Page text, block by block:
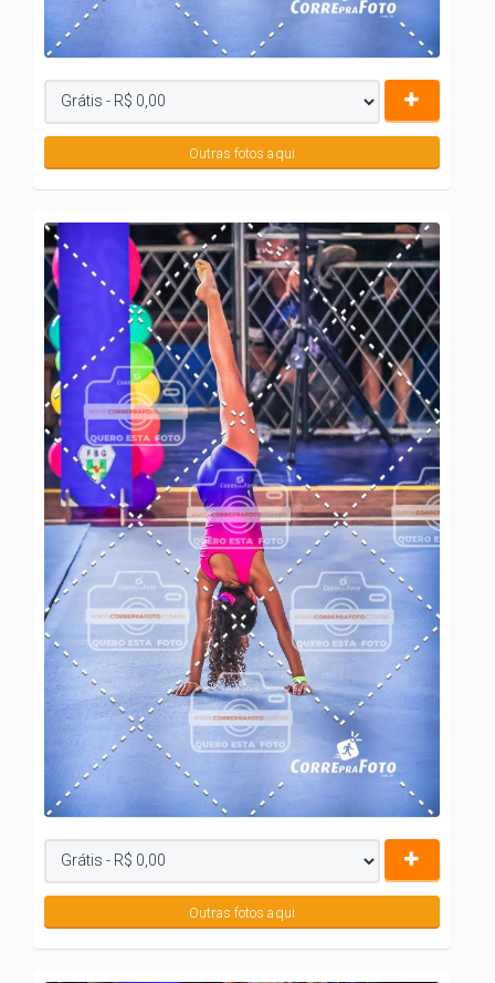
Outras fotos aqui
Outras fotos aqui